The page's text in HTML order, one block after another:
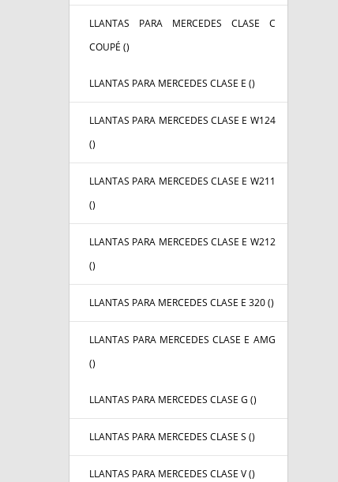
LLANTAS PARA MERCEDES CLASE C
COUPÉ ()
LLANTAS PARA MERCEDES CLASE E ()
LLANTAS PARA MERCEDES CLASE E W124
()
LLANTAS PARA MERCEDES CLASE E W211
()
LLANTAS PARA MERCEDES CLASE E W212
()
LLANTAS PARA MERCEDES CLASE E 320 ()
LLANTAS PARA MERCEDES CLASE E AMG
()
LLANTAS PARA MERCEDES CLASE G ()
LLANTAS PARA MERCEDES CLASE S ()
LLANTAS PARA MERCEDES CLASE V ()